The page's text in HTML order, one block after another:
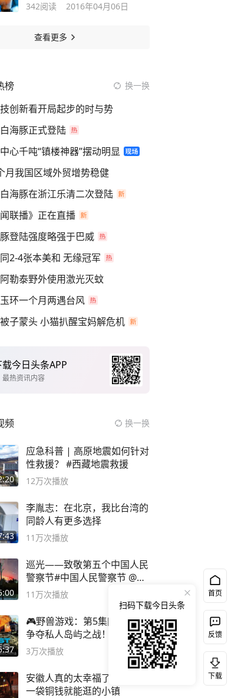
342阅读 2016年04月06日
查看更多
榜 换一换
创新看开局起步的时与势
海豚正式登陆
心千吨“镇楼神器”摆动明显
月我国区域外贸增势稳健
海豚在浙江乐清二次登陆
闻联播》正在直播
登陆强度略强于巴威
2-4张本美和 无缘冠军
勒泰野外使用激光灭蚊
环一个月两遇台风
子蒙头 小猫扒醒宝妈解危机
今日头条APP
最热资讯内容
频 换一换
应急科普 | 高原地震如何针对
性救援？ #西藏地震救援
12万次播放
李胤志：在北京，我比台湾的
同龄人有更多选择
11万次播放
巡光——致敬第五个中国人民
警察节#中国人民警察节 @抖
音小助手
11万次播放
🎮野兽游戏：第5集[完整版]
争夺私人岛屿之战！
#MrBeastChina
3万次播放
安徽人真的太幸福了！ 这个
一袋铜钱就能逛的小镇
首页
反馈
下载
扫码下载今日头条